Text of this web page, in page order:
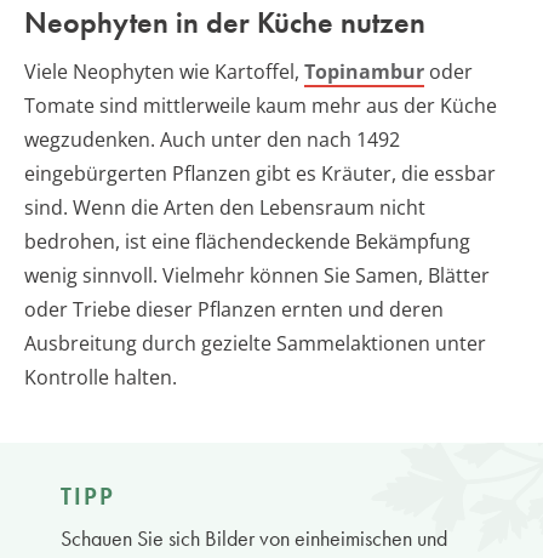
Neophyten in der Küche nutzen
Viele Neophyten wie Kartoffel, Topinambur oder
Tomate sind mittlerweile kaum mehr aus der Küche
wegzudenken. Auch unter den nach 1492
eingebürgerten Pflanzen gibt es Kräuter, die essbar
sind. Wenn die Arten den Lebensraum nicht
bedrohen, ist eine flächendeckende Bekämpfung
wenig sinnvoll. Vielmehr können Sie Samen, Blätter
oder Triebe dieser Pflanzen ernten und deren
Ausbreitung durch gezielte Sammelaktionen unter
Kontrolle halten.
TIPP
Schauen Sie sich Bilder von einheimischen und